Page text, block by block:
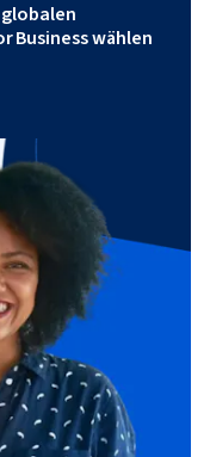
globalen
Business wählen